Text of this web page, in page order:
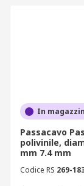
In
Passacavo
polivinile,
mm 7.4 mm
Codice RS 269-